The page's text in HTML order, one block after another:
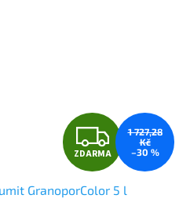
Z
D
A
ZDARMA
1 727,28
Kč
–30 %
GranoporColor 5 l